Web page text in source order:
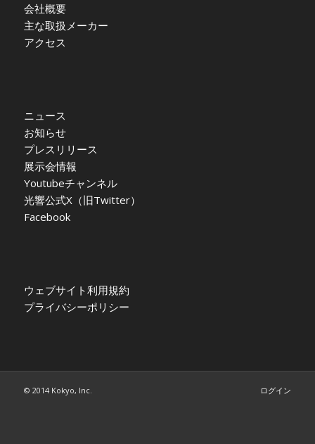
会社概要
主な取扱メーカー
アクセス
ニュース
お知らせ
プレスリリース
展示会情報
Youtubeチャンネル
光響公式X（旧Twitter）
Facebook
ウェブサイト利用規約
プライバシーポリシー
© 2014 Kokyo, Inc. ログイン